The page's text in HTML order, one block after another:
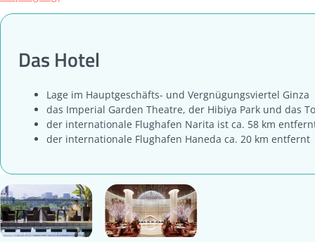
Das Hotel
Lage im Hauptgeschäfts- und Vergnügungsviertel Ginza
das Imperial Garden Theatre, der Hibiya Park und das
der internationale Flughafen Narita ist ca. 58 km
der internationale Flughafen Haneda ca. 20 km entfernt